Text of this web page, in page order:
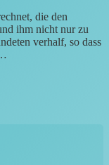
die den
ihm nicht nur zu
verhalf, so dass